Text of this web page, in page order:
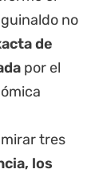
no
de
por el
tres
los